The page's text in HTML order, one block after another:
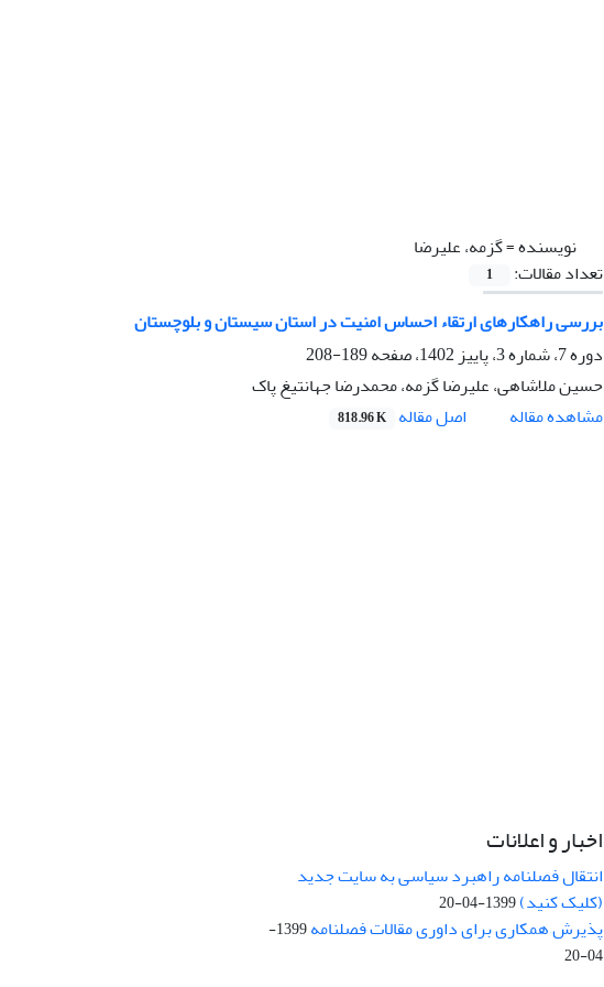
نویسنده =گزمه، علیرضا
تعداد مقالات:
1
بررسی راهکارهای ارتقاء احساس امنیت در استان سیستان و بلوچستان
دوره 7، شماره 3، پاییز 1402، صفحه
189-208
حسین ملاشاهی، علیرضا گزمه، محمدرضا جهانتیغ پاک
مشاهده مقاله
اصل مقاله 818.96 K
اخبار و اعلانات
انتقال فصلنامه راهبرد سیاسی به سایت جدید
(کلیک کنید)1399-04-20
پذیرش همکاری برای داوری مقالات فصلنامه
1399-
04-20